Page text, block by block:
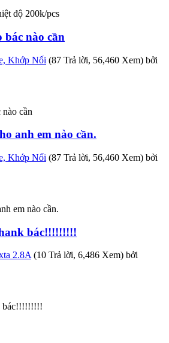
độ 200k/pcs
bác nào cần
Khớp Nối (87 Trả lời, 56,460 Xem) bởi
cần
anh em nào cần.
Khớp Nối (87 Trả lời, 56,460 Xem) bởi
em nào cần.
bác!!!!!!!!!
2.8A(10 Trả lời, 6,486 Xem) bởi
bác!!!!!!!!!